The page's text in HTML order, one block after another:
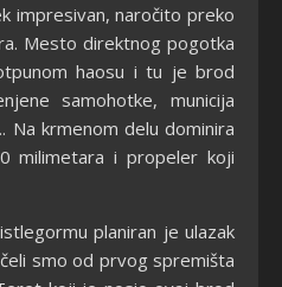
impresivan, naročito preko
Mesto direktnog pogotka
haosu i tu je brod
samohotke, municija
Na krmenom delu dominira
milimetara i propeler koji
planiran je ulazak
smo od prvog spremišta